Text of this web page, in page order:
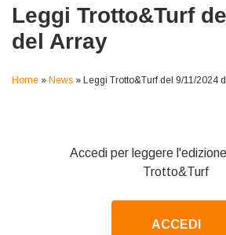
Leggi Trotto&Turf
del Array
Home » News » Leggi Trotto&Turf del 9/11/2024
Accedi per leggere
Trotto&Turf
ACCEDI